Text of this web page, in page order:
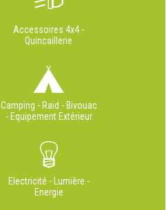
Accessoires 4x4 -
Quincaillerie
Camping - Raid - Bivouac
- Equipement Extérieur
Electricité - Lumière -
Energie